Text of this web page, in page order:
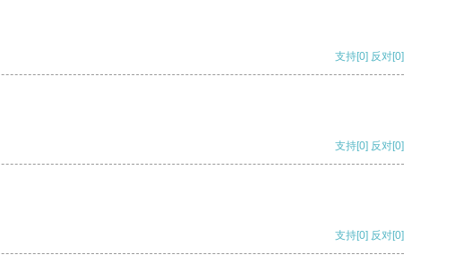
支持[0] 反对[0]
支持[0] 反对[0]
支持[0] 反对[0]